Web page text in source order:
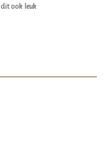
ook leuk